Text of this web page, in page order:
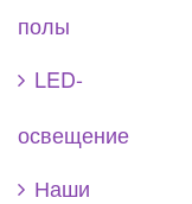
полы
LED-
освещение
Наши